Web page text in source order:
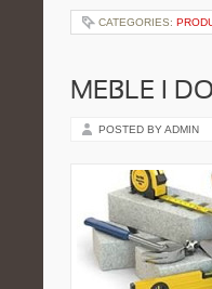
CATEGORIES:
MEBLE I
POSTED BY ADMIN